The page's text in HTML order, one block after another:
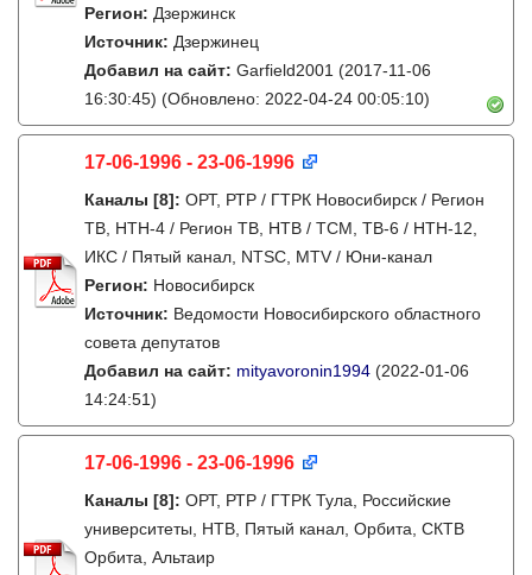
Регион: Дзержинск
Источник: Дзержинец
Добавил на сайт: Garfield2001 (2017-11-06
16:30:45) (Обновлено: 2022-04-24 00:05:10)
17-06-1996 - 23-06-1996
Каналы [8]: ОРТ, РТР / ГТРК Новосибирск / Регион
ТВ, НТН-4 / Регион ТВ, НТВ / ТСМ, ТВ-6 / НТН-12,
ИКС / Пятый канал, NTSC, MTV / Юни-канал
Регион: Новосибирск
Источник: Ведомости Новосибирского областного
совета депутатов
Добавил на сайт: mityavoronin1994 (2022-01-06
14:24:51)
17-06-1996 - 23-06-1996
Каналы [8]: ОРТ, РТР / ГТРК Тула, Российские
университеты, НТВ, Пятый канал, Орбита, СКТВ
Орбита, Альтаир